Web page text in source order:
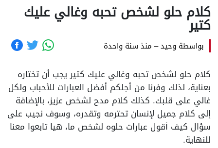
كلام حلو لشخص تحبه وغالي عليك
كتير
بواسطة وحيد– منذ سنة واحدة
كلام حلو لشخص تحبه وغالي عليك كتير يجب أن تختاره
بعناية، لذلك وفرنا من أجلكم أفضل العبارات للأحباب ولكل
غالي على قلبك. كذلك كلام مدح لشخص عزيز، بالإضافة
إلى كلام جميل لإنسان تحترمه وتقدره، وسوف نجيب على
سؤال كيف أقول عبارات حلوه لشخص ما، هيا تابعوا معنا
للنهاية.